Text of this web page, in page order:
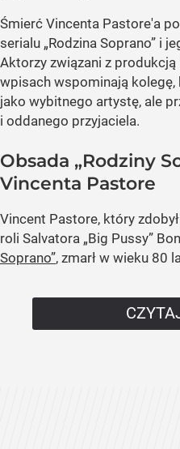
Śmierć Vincenta Pastore'a
serialu „Rodzina Soprano” i
Aktorzy związani z
wpisach wspominają
jako wybitnego artystę, ale
i oddanego przyjaciela.
Obsada „Rodziny
Vincenta Pastore
Vincent Pastore, który
roli Salvatora „Big Pussy”
Soprano”, zmarł w wieku 80